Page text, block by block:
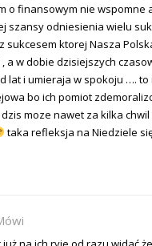
o finansowym nie wspomne
szansy odniesienia wielu
sukcesem ktorej Nasza
a w dobie dzisiejszych
lat i umieraja w spokoju …. to
bo ich pomiot
moze nawet za kilka chwil
taka refleksja na Niedziele